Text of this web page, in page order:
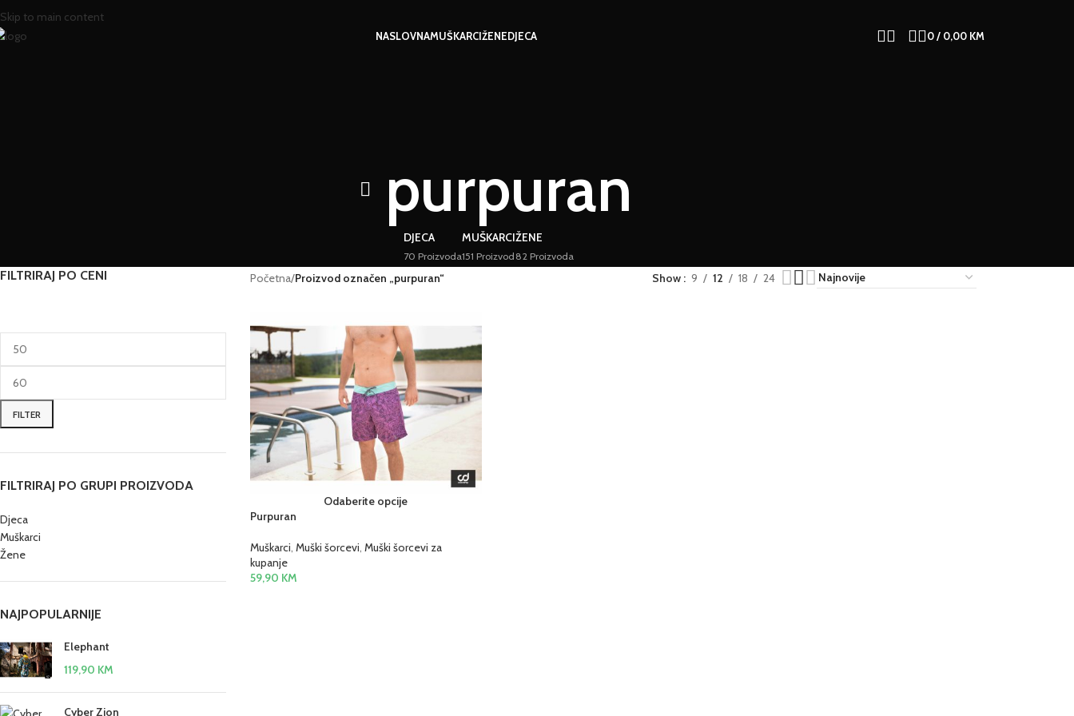
Skip to main content
NASLOVNAMUŠKARCIŽENEDJECA 0/ 0,00 KM
purpuran
DJECA
70 Proizvoda
MUŠKARCI
151 Proizvod
ŽENE
82 Proizvoda
FILTRIRAJ PO CENI
FILTER
FILTRIRAJ PO GRUPI PROIZVODA
Djeca
Muškarci
Žene
NAJPOPULARNIJE
Elephant
119,90 KM
Cyber Zion
Početna/Proizvod označen „purpuran“ Show 9 12 18 24
Odaberite opcije
Purpuran
Muškarci Muški šorcevi Muški šorcevi za
kupanje
59,90 KM